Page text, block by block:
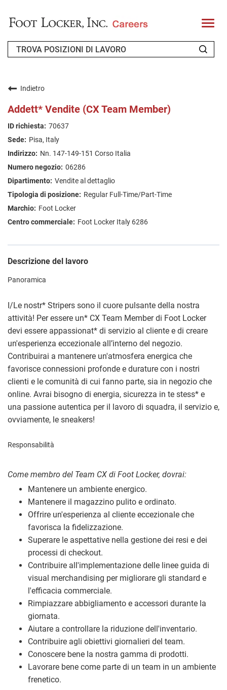
T
o
l
FAQ
CERCA LAVORO
Indietro
Addett* Vendite (CX Team Member)
70637
Pisa, Italy
Nn. 147-149-151 Corso Italia
06286
Vendite al dettaglio
Regular Full-Time/Part-Time
Foot Locker
Foot Locker Italy 6286
Descrizione del lavoro
Panoramica
I/Le nostr* Stripers sono il cuore pulsante della nostra
attività! Per essere un* CX Team Member di Foot Locker
devi essere appassionat* di servizio al cliente e di creare
un'esperienza eccezionale all’interno del negozio.
Contribuirai a mantenere un'atmosfera energica che
favorisce connessioni profonde e durature con i nostri
clienti e le comunità di cui fanno parte, sia in negozio che
online. Avrai bisogno di energia, sicurezza in te stess* e
una passione autentica per il lavoro di squadra, il servizio e,
ovviamente, le sneakers!
Responsabilità
Come membro del Team CX di Foot Locker, dovrai:
Mantenere un ambiente energico.
Mantenere il magazzino pulito e ordinato.
Offrire un'esperienza al cliente eccezionale che
favorisca la fidelizzazione.
Superare le aspettative nella gestione dei resi e dei
processi di checkout.
Contribuire all'implementazione delle linee guida di
visual merchandising per migliorare gli standard e
l'efficacia commerciale.
Rimpiazzare abbigliamento e accessori durante la
giornata.
Aiutare a controllare la riduzione dell'inventario.
Contribuire agli obiettivi giornalieri del team.
Conoscere bene la nostra gamma di prodotti.
Lavorare bene come parte di un team in un ambiente
frenetico.